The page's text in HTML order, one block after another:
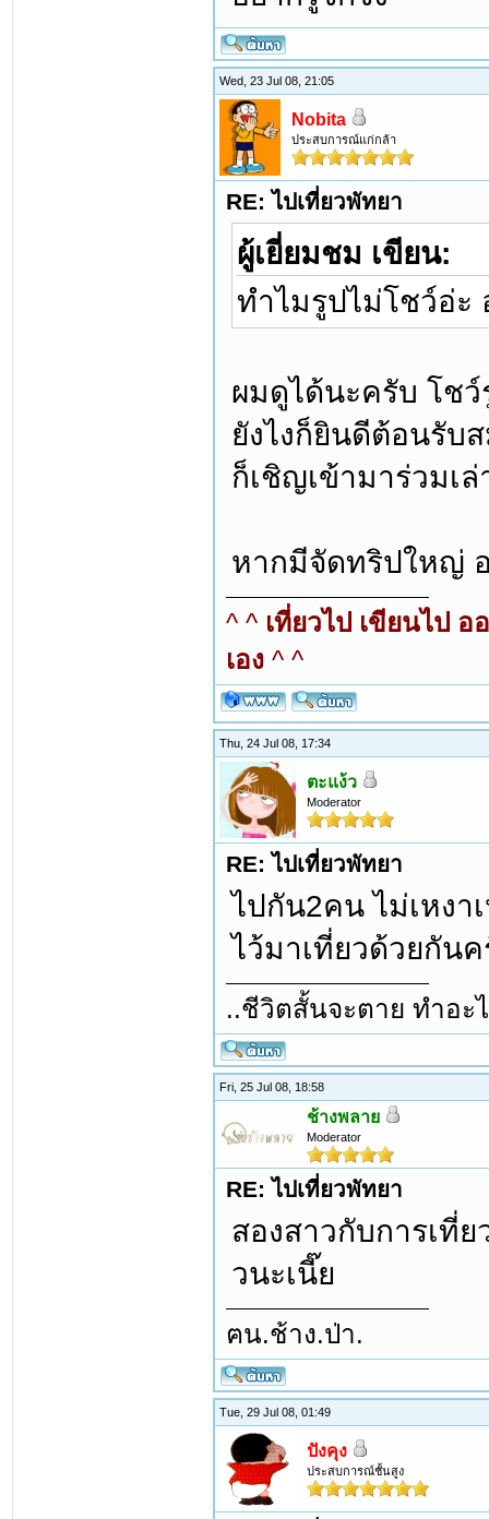
Wed, 23 Jul 08, 21:05
Nobita
ประสบการณ์แก่กล้า
RE: ไปเที่ยวพัทยา
ผู้เยี่ยมชม เขียน:
ทำไมรูปไม่โชว์อ่ะ
ผมดูได้นะครับ โชว์
ยังไงก็ยินดีต้อนรับ
ก็เชิญเข้ามาร่วมเ
หากมีจัดทริปใหญ่
^ ^ เที่ยวไป เขียนไป
เอง ^ ^
Thu, 24 Jul 08, 17:34
ตะแง้ว
Moderator
RE: ไปเที่ยวพัทยา
ไปกัน2คน ไม่เหงา
ไว้มาเที่ยวด้วยกัน
..ชีวิตสั้นจะตาย ทำอะ
Fri, 25 Jul 08, 18:58
ช้างพลาย
Moderator
RE: ไปเที่ยวพัทยา
สองสาวกับการเที่
วนะเนี๊ย
ฅน.ช้าง.ป่า.
Tue, 29 Jul 08, 01:49
ปังคุง
ประสบการณ์ชั้นสูง